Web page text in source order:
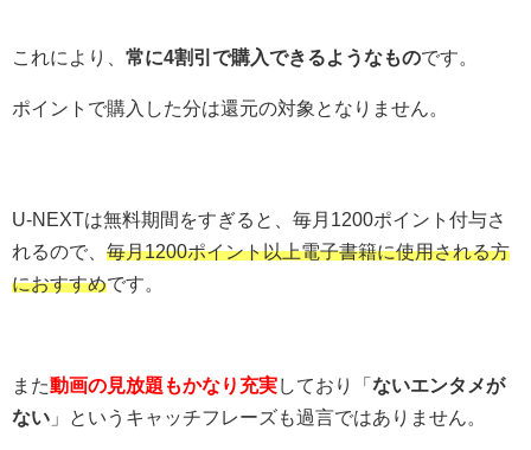
これにより、 常に4割引で購入できるようなものです。
ポイントで購入した分は還元の対象となりません。
U-NEXTは無料期間をすぎると、毎月1200ポイント付与さ
れるので、 毎月1200ポイント以上電子書籍に使用される方
におすすめです。
また動画の見放題もかなり充実しており「 ないエンタメが
ない 」というキャッチフレーズも過言ではありません。